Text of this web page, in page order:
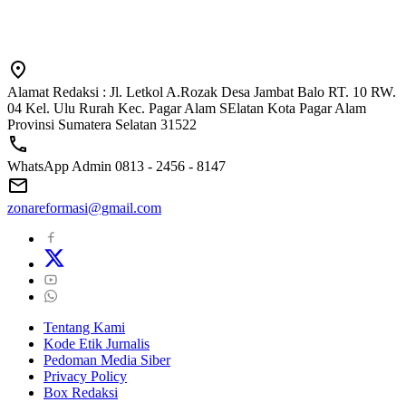
Alamat Redaksi : Jl. Letkol A.Rozak Desa Jambat Balo RT. 10 RW.
04 Kel. Ulu Rurah Kec. Pagar Alam SElatan Kota Pagar Alam
Provinsi Sumatera Selatan 31522
WhatsApp Admin 0813 - 2456 - 8147
zonareformasi@gmail.com
Tentang Kami
Kode Etik Jurnalis
Pedoman Media Siber
Privacy Policy
Box Redaksi